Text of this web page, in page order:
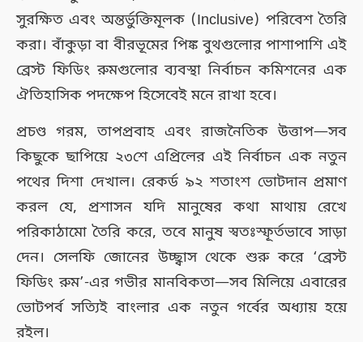
সুরক্ষিত এবং অন্তর্ভুক্তিমূলক (Inclusive) পরিবেশ তৈরি
করা। বাঁকুড়া বা বীরভূমের পিঙ্ক বুথগুলোর পাশাপাশি এই
ব্রেস্ট ফিডিং রুমগুলোর ব্যবস্থা নির্বাচন কমিশনের এক
ঐতিহাসিক পদক্ষেপ হিসেবেই মনে রাখা হবে।
প্রচণ্ড গরম, তাপপ্রবাহ এবং রাজনৈতিক উত্তাপ—সব
কিছুকে ছাপিয়ে ২৩শে এপ্রিলের এই নির্বাচন এক নতুন
পথের দিশা দেখাল। রেকর্ড ৯২ শতাংশ ভোটদান প্রমাণ
করল যে, প্রশাসন যদি মানুষের কথা মাথায় রেখে
পরিকাঠামো তৈরি করে, তবে মানুষ স্বতঃস্ফূর্তভাবে সাড়া
দেন। সেলফি জোনের উচ্ছ্বাস থেকে শুরু করে ‘ব্রেস্ট
ফিডিং রুম’-এর গভীর মানবিকতা—সব মিলিয়ে এবারের
ভোটপর্ব সত্যিই বাংলার এক নতুন গর্বের অধ্যায় হয়ে
রইল।